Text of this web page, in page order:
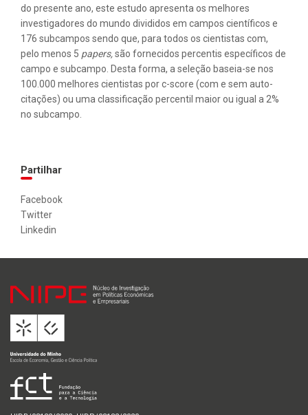
Partilhar
Facebook
Twitter
Linkedin
do presente ano, este estudo apresenta os melhores
investigadores do mundo divididos em campos científicos e
176 subcampos sendo que, para todos os cientistas com,
pelo menos 5 papers,são fornecidos percentis específicos de
campo e subcampo. Desta forma, a seleção baseia-se nos
100.000 melhores cientistas por c-score (com e sem auto-
citações) ou uma classificação percentil maior ou igual a 2%
no subcampo.